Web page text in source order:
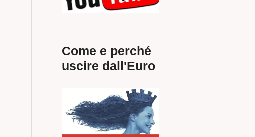
Come e perché
uscire dall'Euro